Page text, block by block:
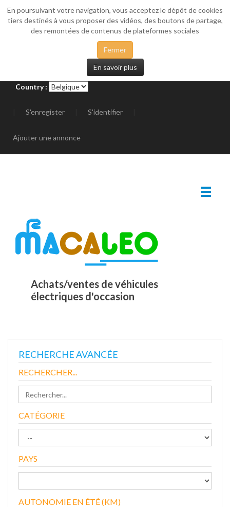
En poursuivant votre navigation, vous acceptez le dépôt de cookies
tiers destinés à vous proposer des vidéos, des boutons de partage,
des remontées de contenus de plateformes sociales
Fermer
En savoir plus
Country :
S'enregister S'identifier
Ajouter une annonce
Achats/ventes de véhicules
électriques d'occasion
RECHERCHE AVANCÉE
RECHERCHER...
CATÉGORIE
PAYS
AUTONOMIE EN ÉTÉ (KM)